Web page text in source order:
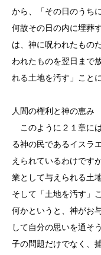
から、「その日のうち
何故その日の内に埋葬
は、神に呪われたもの
われたものを翌日まで
れる土地を汚す」こと
人間の権利と神の恵み
このように２１章に
る神の民であるイスラ
えられているわけです
業として与えられる土
そして「土地を汚す」
何かというと、神がお
して自分の思いを通そ
子の問題だけでなく、